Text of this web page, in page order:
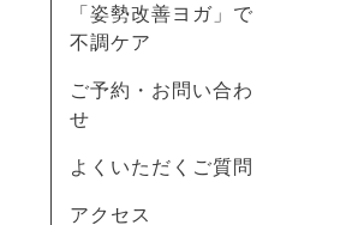
「姿勢改善ヨガ」で
不調ケア
ご予約・お問い合わ
せ
よくいただくご質問
アクセス